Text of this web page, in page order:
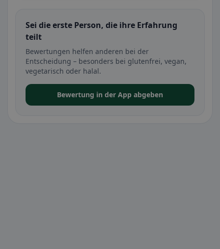
Sei die erste Person, die ihre Erfahrung
teilt
Bewertungen helfen anderen bei der
Entscheidung – besonders bei glutenfrei, vegan,
vegetarisch oder halal.
Bewertung in der App abgeben